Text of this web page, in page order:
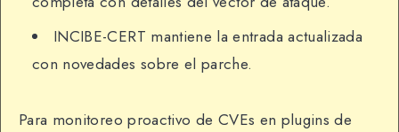
INCIBE-CERT mantiene la entrada actualizada
con novedades sobre el parche.
Para monitoreo proactivo de CVEs en plugins de